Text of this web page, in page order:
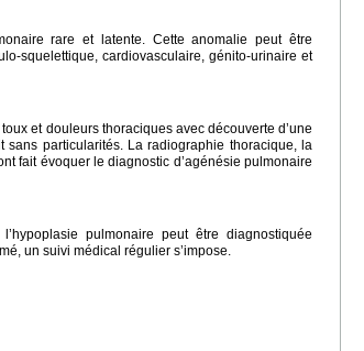
rare et latente. Cette anomalie peut être
squelettique, cardiovasculaire, génito-urinaire et
et douleurs thoraciques avec découverte d’une
sans particularités. La radiographie thoracique, la
fait évoquer le diagnostic d’agénésie pulmonaire
pulmonaire peut être diagnostiquée
un suivi médical régulier s’impose.